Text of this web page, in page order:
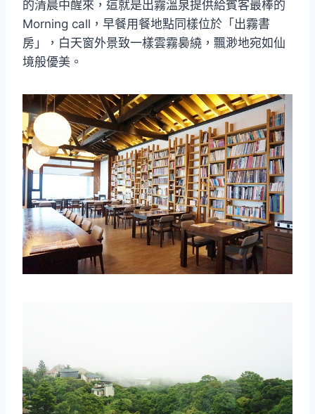
的清晨中醒來，這就是出霧溫泉提供給賓客最棒的
Morning call，早餐用餐地點同樣位於「出霧書
房」，白天窗外景致一樣雲霧裊繞，飄渺地宛如仙
境般優美。